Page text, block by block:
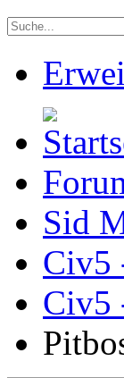
Sid
Civ5
Civ5